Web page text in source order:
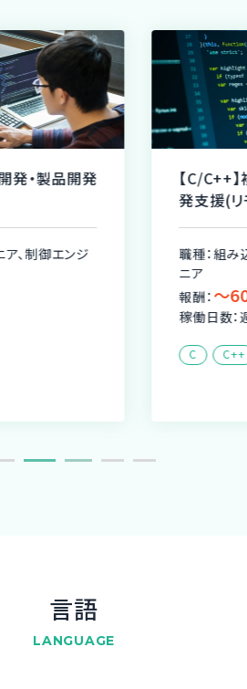
】複合機エンジンソフト開
リモート併用可)
み込みエンジニア、制御エンジ
：週5日
言語
LANGUAGE